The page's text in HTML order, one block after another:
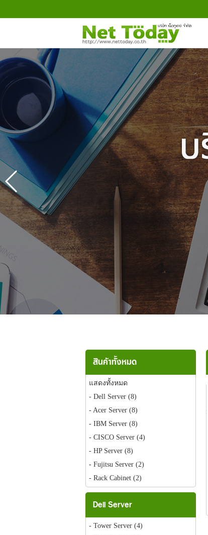
สินค้าทั้งหมด
แสดงทั้งหมด
- Dell Server (8)
- Acer Server (8)
- IBM Server (8)
- CISCO Server (4)
- HP Server (8)
- Fujitsu Server (2)
- Rack Cabinet (2)
Dell Server
- Tower Server (4)